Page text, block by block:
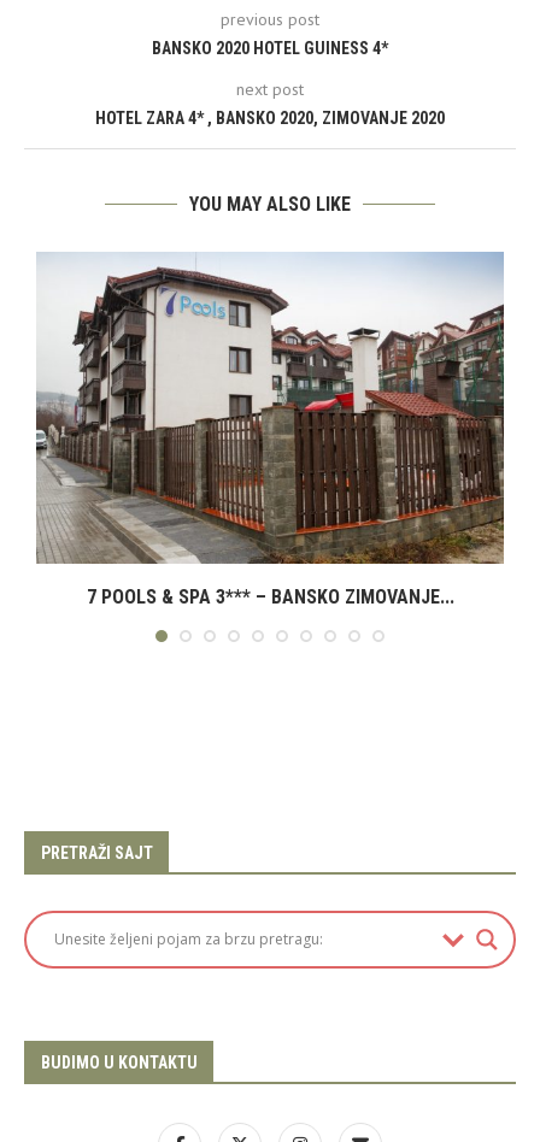
previous post
BANSKO 2020 HOTEL GUINESS 4*
next post
HOTEL ZARA 4* , BANSKO 2020, ZIMOVANJE 2020
YOU MAY ALSO LIKE
7 POOLS & SPA 3*** – BANSKO ZIMOVANJE...
PRETRAŽI SAJT
BUDIMO U KONTAKTU